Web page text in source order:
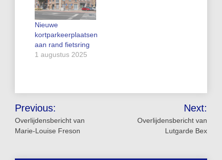
Nieuwe
kortparkeerplaatsen
aan rand fietsring
1 augustus 2025
Bericht
navigatie
Previous:
Overlijdensbericht van
Marie-Louise Freson
Next:
Overlijdensbericht van
Lutgarde Bex